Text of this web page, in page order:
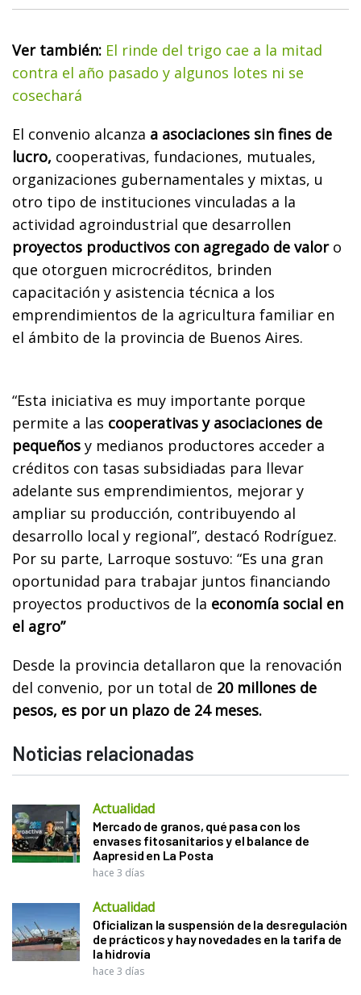
Ver también: El rinde del trigo cae a la mitad
contra el año pasado y algunos lotes ni se
cosechará
El convenio alcanza a asociaciones sin fines de
lucro, cooperativas, fundaciones, mutuales,
organizaciones gubernamentales y mixtas, u
otro tipo de instituciones vinculadas a la
actividad agroindustrial que desarrollen
proyectos productivos con agregado de valoro
que otorguen microcréditos, brinden
capacitación y asistencia técnica a los
emprendimientos de la agricultura familiar en
el ámbito de la provincia de Buenos Aires.
“Esta iniciativa es muy importante porque
permite a las cooperativas y asociaciones de
pequeños y medianos productores acceder a
créditos con tasas subsidiadas para llevar
adelante sus emprendimientos, mejorar y
ampliar su producción, contribuyendo al
desarrollo local y regional”, destacó Rodríguez.
Por su parte, Larroque sostuvo: “Es una gran
oportunidad para trabajar juntos financiando
proyectos productivos de la economía social en
el agro”
Desde la provincia detallaron que la renovación
del convenio, por un total de 20 millones de
pesos, es por un plazo de 24 meses.
Noticias relacionadas
Actualidad
Mercado de granos, qué pasa con los
envases fitosanitarios y el balance de
Aapresid en La Posta
hace 3 días
Actualidad
Oficializan la suspensión de la desregulación
de prácticos y hay novedades en la tarifa de
la hidrovía
hace 3 días